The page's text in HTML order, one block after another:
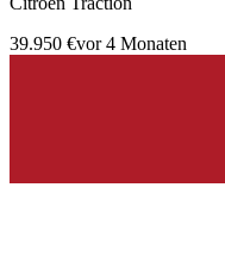
39.950 €vor 4 Monaten